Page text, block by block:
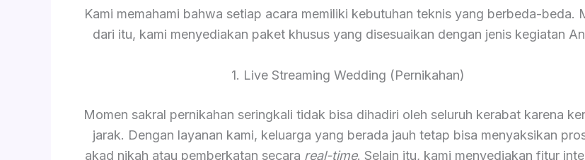
Kami memahami bahwa setiap acara memiliki kebutuhan teknis yang berbeda-beda.
dari itu, kami menyediakan paket khusus yang disesuaikan dengan jenis kegiatan
1. Live Streaming Wedding (Pernikahan)
Momen sakral pernikahan seringkali tidak bisa dihadiri oleh seluruh kerabat karena
jarak. Dengan layanan kami, keluarga yang berada jauh tetap bisa menyaksikan
akad nikah atau pemberkatan secara real-time. Selain itu, kami menyediakan fitur